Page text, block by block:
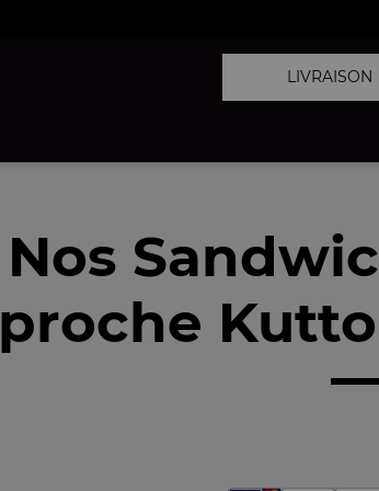
LIVRAISON
Nos
proche